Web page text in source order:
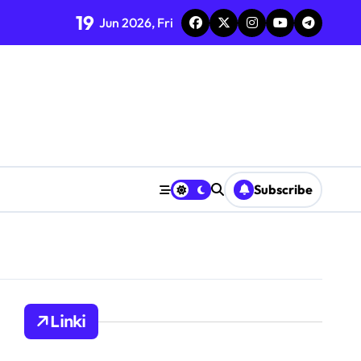
19 Jun 2026, Fri
Subscribe
Linki